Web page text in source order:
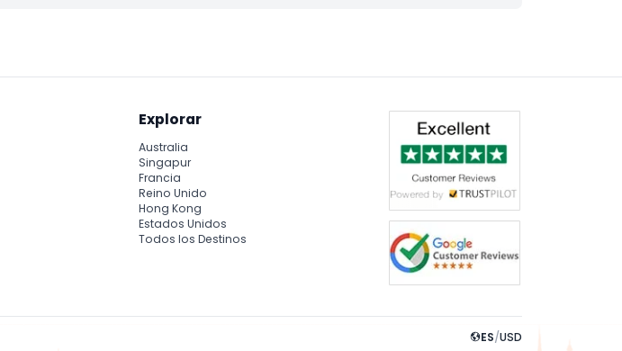
Explorar
Australia
Singapur
Francia
Reino Unido
Hong Kong
Estados Unidos
Todos los Destinos
ES/USD